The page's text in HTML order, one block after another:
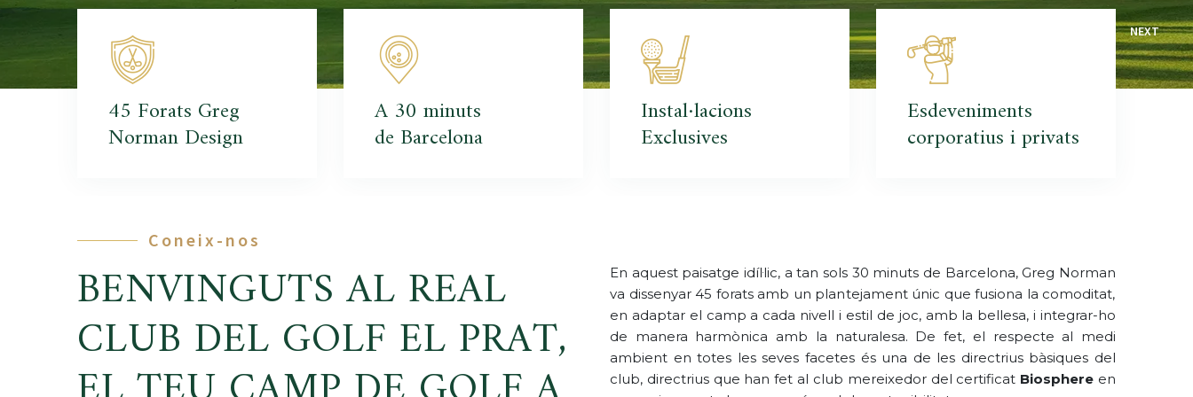
45 Forats Greg
Norman Design
A 30 minuts
de Barcelona
Instal·lacions
Exclusives
Esdeveniments
corporatius i privats
Coneix-nos
BENVINGUTS AL REAL
CLUB DEL GOLF EL PRAT,
En aquest paisatge idíl·lic, a tan sols 30 minuts de Barcelona,Greg Norman
va dissenyar 45 forats amb un plantejament únic que fusiona la comoditat,
en adaptar el camp a cada nivell i estil de joc, amb la bellesa, i integrar-ho
de manera harmònica amb la naturalesa. De fet, el respecte al medi
ambient en totes les seves facetes és una de les directrius bàsiques del
club, directrius que han fet al club mereixedor del certificat Biosphere en